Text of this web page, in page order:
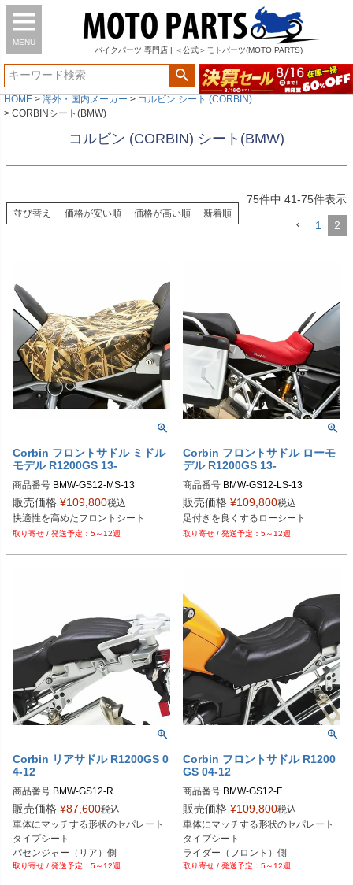
MENU
バイク パーツ 専門店 | ＜公式＞モトパーツ(MOTO PARTS)
HOME 海外・国内メーカー
コルビン シート (CORBIN)
CORBINシート(BMW)
コルビン (CORBIN) シート(BMW)
並び替え 価格が安い順 価格が高い順 新着順
75件中 41-75件表示
1 2
Corbin フロントサドル ミドル
モデル R1200GS 13-
商品番号 BMW-GS12-MS-13
販売価格 ¥109,800税込
5～12週
Corbin フロントサドル ローモ
デル R1200GS 13-
商品番号 BMW-GS12-LS-13
販売価格 ¥109,800税込
5～12週
Corbin リアサドル R1200GS 0
4-12
商品番号 BMW-GS12-R
販売価格 ¥87,600税込
車体にマッチする形状のセパレート
タイプシート
5～12週
Corbin フロントサドル R1200
GS 04-12
商品番号 BMW-GS12-F
販売価格 ¥109,800税込
車体にマッチする形状のセパレート
タイプシート
5～12週